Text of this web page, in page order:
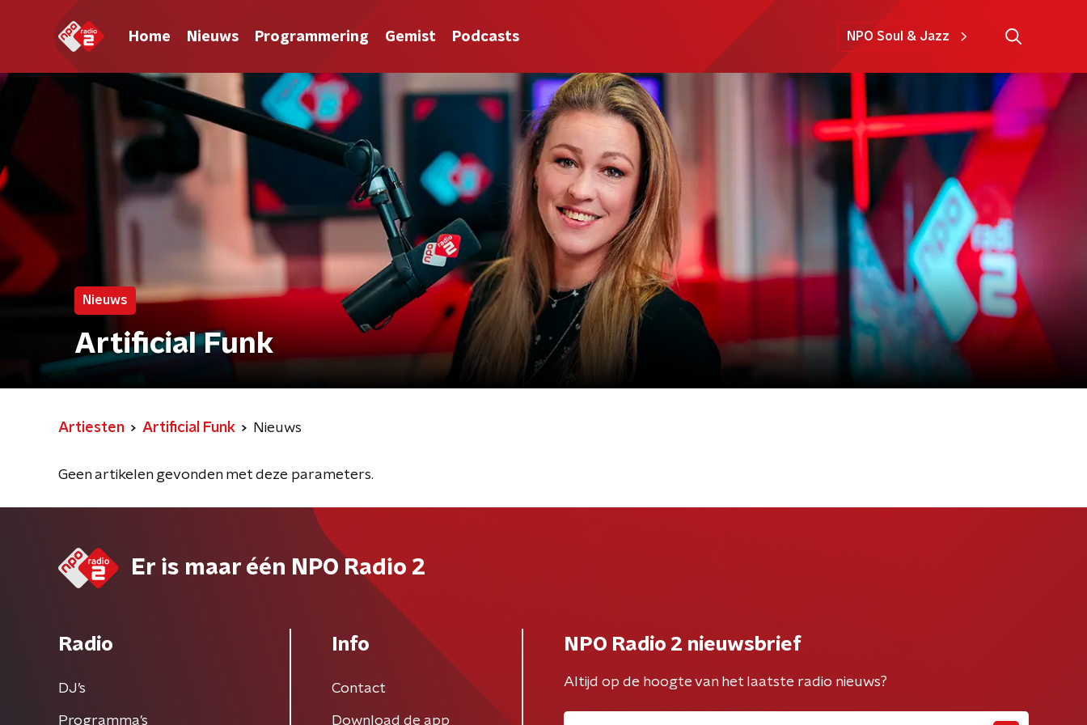
Home Nieuws Programmering Gemist Podcasts NPO Soul & Jazz
Nieuws
Artificial Funk
Artiesten Artificial Funk Nieuws
Geen artikelen gevonden met deze parameters.
Er is maar één NPO Radio 2
Radio
DJ’s
Programma's
Info
Contact
Download de app
NPO Radio 2 nieuwsbrief
Altijd op de hoogte van het laatste radio nieuws?